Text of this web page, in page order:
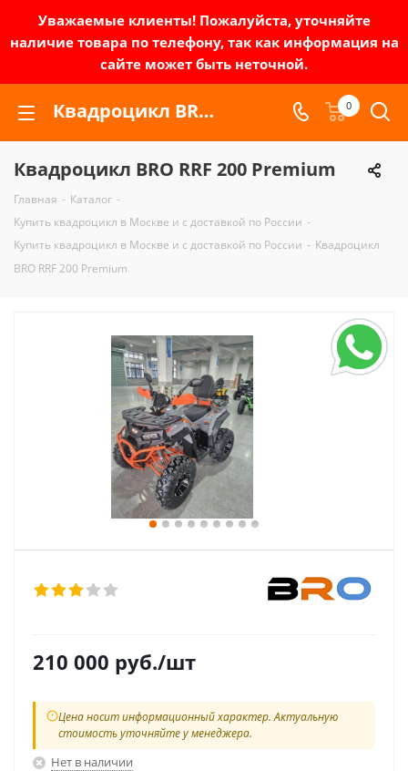
Уважаемые клиенты! Пожалуйста, уточняйте
наличие товара по телефону, так как информация на
сайте может быть неточной.
Квадроцикл BRO RRF 200 Premium | Зел-мото 0
Квадроцикл BRO RRF 200 Premium
Главная - Каталог -
Купить квадроцикл в Москве и с доставкой по России -
Купить квадроцикл в Москве и с доставкой по России - Квадроцикл
BRO RRF 200 Premium
210 000 руб./шт
Цена носит информационный характер. Актуальную
стоимость уточняйте у менеджера.
Нет в наличии